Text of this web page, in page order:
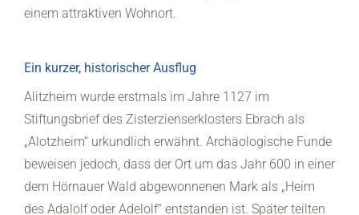
einem attraktiven Wohnort.
Ein kurzer, historischer Ausflug
Alitzheim wurde erstmals im Jahre 1127 im
Stiftungsbrief des Zisterzienserklosters Ebrach als
„Alotzheim“ urkundlich erwähnt. Archäologische Funde
beweisen jedoch, dass der Ort um das Jahr 600 in einer
dem Hörnauer Wald abgewonnenen Mark als „Heim
des Adalolf oder Adelolf“ entstanden ist. Später teilten